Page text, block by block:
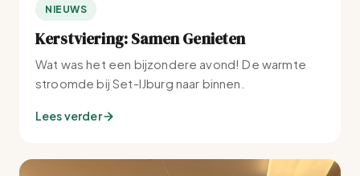
NIEUWS
Kerstviering: Samen Genieten
Wat was het een bijzondere avond! De warmte
stroomde bij Set-IJburg naar binnen.
Lees verder